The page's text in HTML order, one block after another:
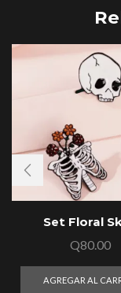
Set Floral
Q80.00
AGREGAR AL